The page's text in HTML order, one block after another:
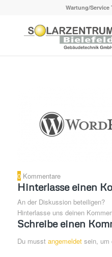
Wartung/Service
0 Kommentare
Hinterlasse einen
An der Diskussion beteiligen?
Hinterlasse uns deinen
Schreibe einen
Du musst angemeldetsein, um